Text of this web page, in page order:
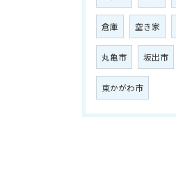
倉庫 空き家
丸亀市 坂出市
東かがわ市